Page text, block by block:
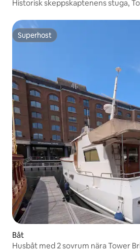
Historisk skeppskaptenens stuga,
Superhost
Superhost
Båt
Husbåt med 2 sovrum nära Tower